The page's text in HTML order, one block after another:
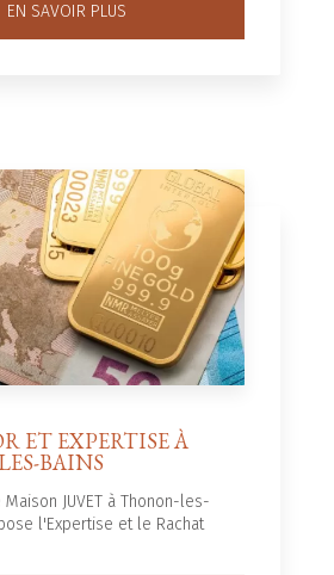
EN SAVOIR PLUS
ET EXPERTISE À
BAINS
JUVET à Thonon-les-
l'Expertise et le Rachat